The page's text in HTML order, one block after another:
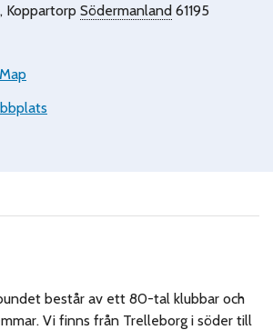
Koppartorp Södermanland 61195
består av ett 80-tal klubbar och
Vi finns från Trelleborg i söder till